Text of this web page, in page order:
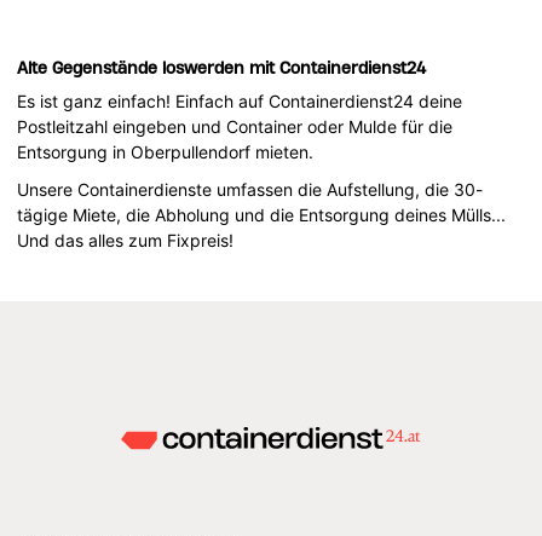
Alte Gegenstände loswerden mit Containerdienst24
Es ist ganz einfach! Einfach auf Containerdienst24 deine
Postleitzahl eingeben und Container oder Mulde für die
Entsorgung in Oberpullendorf mieten.
Unsere Containerdienste umfassen die Aufstellung, die 30-
tägige Miete, die Abholung und die Entsorgung deines Mülls...
Und das alles zum Fixpreis!